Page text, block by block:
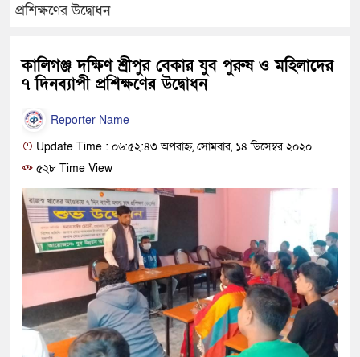
প্রশিক্ষণের উদ্বোধন
কালিগঞ্জ দক্ষিণ শ্রীপুর বেকার যুব পুরুষ ও মহিলাদের
৭ দিনব্যাপী প্রশিক্ষণের উদ্বোধন
Reporter Name
Update Time : ০৬:৫২:৪৩ অপরাহ্ন, সোমবার, ১৪ ডিসেম্বর ২০২০
৫২৮ Time View